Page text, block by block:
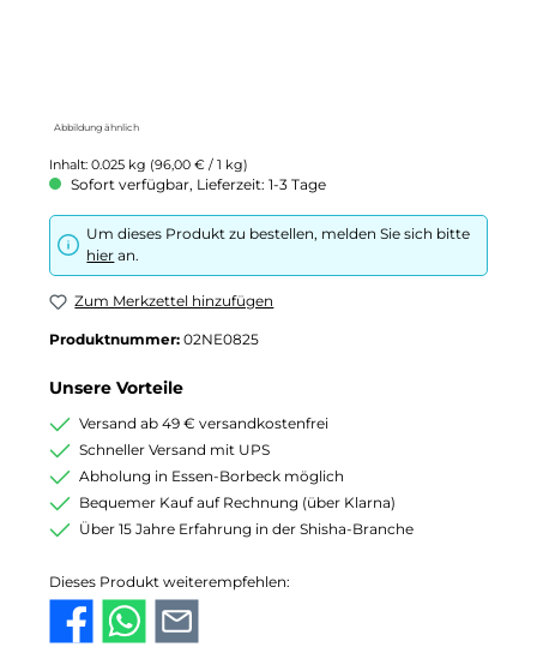
Abbildung ähnlich
Inhalt: 0.025 kg (96,00 € / 1 kg)
Sofort verfügbar, Lieferzeit: 1-3 Tage
Um dieses Produkt zu bestellen, melden Sie sich bitte
hier an.
Zum Merkzettel hinzufügen
Produktnummer: 02NE0825
Unsere Vorteile
Versand ab 49 € versandkostenfrei
Schneller Versand mit UPS
Abholung in Essen-Borbeck möglich
Bequemer Kauf auf Rechnung (über Klarna)
Über 15 Jahre Erfahrung in der Shisha-Branche
Dieses Produkt weiterempfehlen: